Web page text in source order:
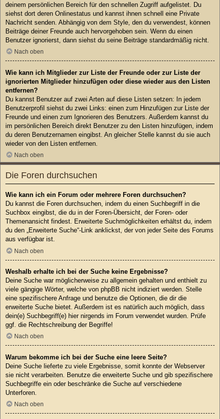
deinem persönlichen Bereich für den schnellen Zugriff aufgelistet. Du
siehst dort deren Onlinestatus und kannst ihnen schnell eine Private
Nachricht senden. Abhängig von dem Style, den du verwendest, können
Beiträge deiner Freunde auch hervorgehoben sein. Wenn du einen
Benutzer ignorierst, dann siehst du seine Beiträge standardmäßig nicht.
Nach oben
Wie kann ich Mitglieder zur Liste der Freunde oder zur Liste der
ignorierten Mitglieder hinzufügen oder diese wieder aus den Listen
entfernen?
Du kannst Benutzer auf zwei Arten auf diese Listen setzen: In jedem
Benutzerprofil siehst du zwei Links: einen zum Hinzufügen zur Liste der
Freunde und einen zum Ignorieren des Benutzers. Außerdem kannst du
im persönlichen Bereich direkt Benutzer zu den Listen hinzufügen, indem
du deren Benutzernamen eingibst. An gleicher Stelle kannst du sie auch
wieder von den Listen entfernen.
Nach oben
Die Foren durchsuchen
Wie kann ich ein Forum oder mehrere Foren durchsuchen?
Du kannst die Foren durchsuchen, indem du einen Suchbegriff in die
Suchbox eingibst, die du in der Foren-Übersicht, der Foren- oder
Themenansicht findest. Erweiterte Suchmöglichkeiten erhältst du, indem
du den „Erweiterte Suche“-Link anklickst, der von jeder Seite des Forums
aus verfügbar ist.
Nach oben
Weshalb erhalte ich bei der Suche keine Ergebnisse?
Deine Suche war möglicherweise zu allgemein gehalten und enthielt zu
viele gängige Wörter, welche von phpBB nicht indiziert werden. Stelle
eine spezifischere Anfrage und benutze die Optionen, die dir die
erweiterte Suche bietet. Außerdem ist es natürlich auch möglich, dass
dein(e) Suchbegriff(e) hier nirgends im Forum verwendet wurden. Prüfe
ggf. die Rechtschreibung der Begriffe!
Nach oben
Warum bekomme ich bei der Suche eine leere Seite?
Deine Suche lieferte zu viele Ergebnisse, somit konnte der Webserver
sie nicht verarbeiten. Benutze die erweiterte Suche und gib spezifischere
Suchbegriffe ein oder beschränke die Suche auf verschiedene
Unterforen.
Nach oben